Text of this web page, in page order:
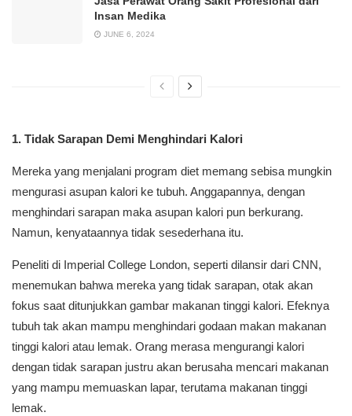
Insan Medika
JUNE 6, 2024
1. Tidak Sarapan Demi Menghindari Kalori
Mereka yang menjalani program diet memang sebisa mungkin
mengurasi asupan kalori ke tubuh. Anggapannya, dengan
menghindari sarapan maka asupan kalori pun berkurang.
Namun, kenyataannya tidak sesederhana itu.
Peneliti di Imperial College London, seperti dilansir dari CNN,
menemukan bahwa mereka yang tidak sarapan, otak akan
fokus saat ditunjukkan gambar makanan tinggi kalori. Efeknya
tubuh tak akan mampu menghindari godaan makan makanan
tinggi kalori atau lemak. Orang merasa mengurangi kalori
dengan tidak sarapan justru akan berusaha mencari makanan
yang mampu memuaskan lapar, terutama makanan tinggi
lemak.